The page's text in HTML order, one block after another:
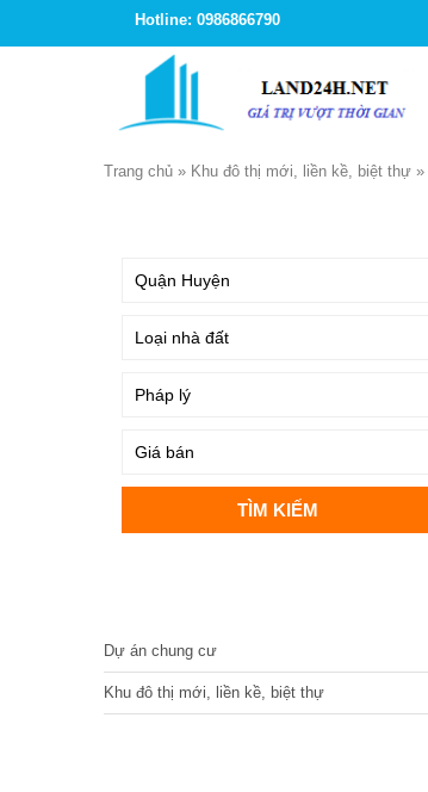
Hotline: 0986866790
Trang chủ » Khu đô thị mới, liền kề, biệt thự »
Dự án chung cư
Khu đô thị mới, liền kề, biệt thự